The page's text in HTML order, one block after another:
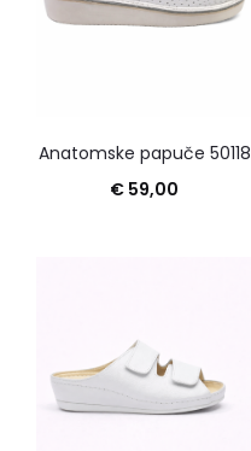
Anatomske papuče 50118
€ 59,00